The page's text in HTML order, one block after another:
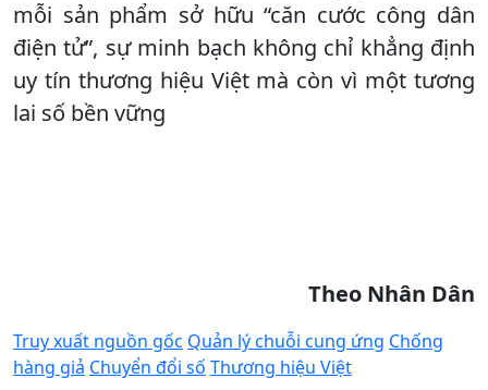
mỗi sản phẩm sở hữu “căn cước công dân
điện tử”, sự minh bạch không chỉ khẳng định
uy tín thương hiệu Việt mà còn vì một tương
lai số bền vững
Theo Nhân Dân
Truy xuất nguồn gốc Quản lý chuỗi cung ứng Chống
hàng giả Chuyển đổi số Thương hiệu Việt